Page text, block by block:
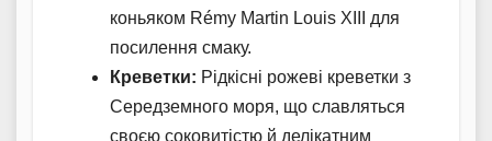
коньяком Rémy Martin Louis XIII для
посилення смаку.
Креветки: Рідкісні рожеві креветки з
Середземного моря, що славляться
своєю соковитістю й делікатним